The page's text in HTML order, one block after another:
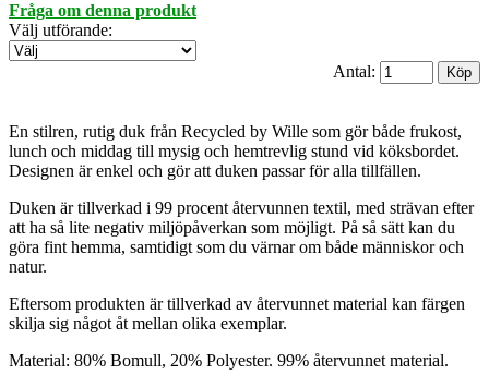
Fråga om denna produkt
Välj utförande:
Antal:
En stilren, rutig duk från Recycled by Wille som gör både frukost,
lunch och middag till mysig och hemtrevlig stund vid köksbordet.
Designen är enkel och gör att duken passar för alla tillfällen.
Duken är tillverkad i 99 procent återvunnen textil, med strävan efter
att ha så lite negativ miljöpåverkan som möjligt. På så sätt kan du
göra fint hemma, samtidigt som du värnar om både människor och
natur.
Eftersom produkten är tillverkad av återvunnet material kan färgen
skilja sig något åt mellan olika exemplar.
Material: 80% Bomull, 20% Polyester. 99% återvunnet material.